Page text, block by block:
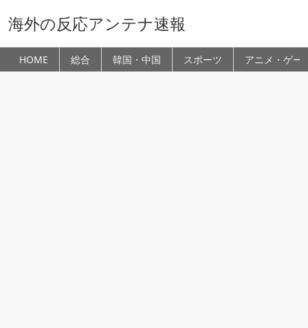
海外の反応アンテナ速報
HOME 総合 韓国・中国 スポーツ アニメ・ゲー